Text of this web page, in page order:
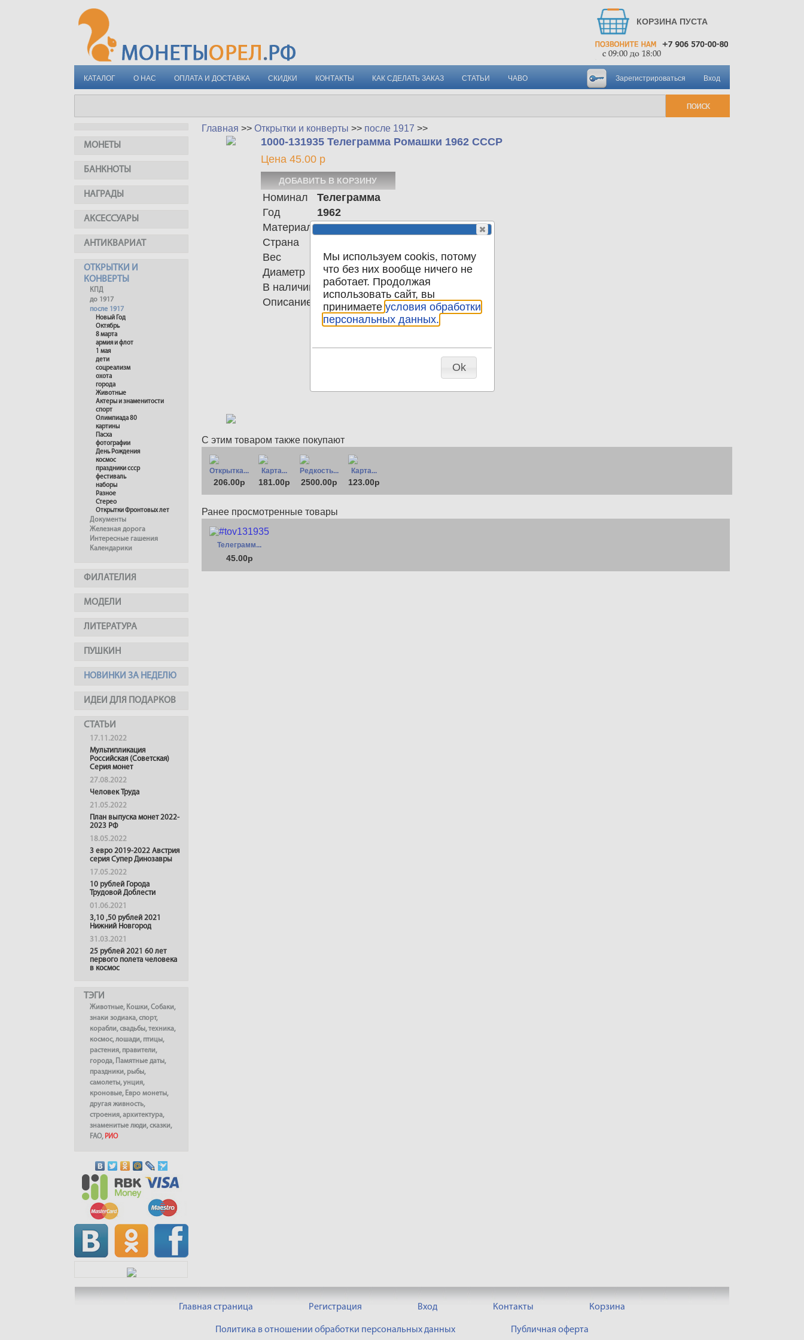
КОРЗИНА ПУСТА
КАТАЛОГ О НАС ОПЛАТА И ДОСТАВКА СКИДКИ КОНТАКТЫ КАК СДЕЛАТЬ ЗАКАЗ СТАТЬИ ЧАВО Вход
Зарегистрироваться
МОНЕТЫ
БАНКНОТЫ
НАГРАДЫ
АКСЕССУАРЫ
АНТИКВАРИАТ
ОТКРЫТКИ И
КОНВЕРТЫ
КПД
до 1917
после 1917
Новый Год
Октябрь
8 марта
армия и флот
1 мая
дети
соцреализм
охота
города
Животные
Актеры и знаменитости
спорт
Олимпиада 80
картины
Пасха
фотографии
День Рождения
космос
праздники ссср
фестиваль
наборы
Разное
Стерео
Открытки Фронтовых лет
Документы
Железная дорога
Интересные гашения
Календарики
ФИЛАТЕЛИЯ
МОДЕЛИ
ЛИТЕРАТУРА
ПУШКИН
НОВИНКИ ЗА НЕДЕЛЮ
ИДЕИ ДЛЯ ПОДАРКОВ
СТАТЬИ
17.11.2022
Мультипликация
Российская (Советская)
Серия монет
27.08.2022
Человек Труда
21.05.2022
План выпуска монет 2022-
2023 РФ
18.05.2022
3 евро 2019-2022 Австрия
серия Супер Динозавры
17.05.2022
10 рублей Города
Трудовой Доблести
01.06.2021
3,10 ,50 рублей 2021
Нижний Новгород
31.03.2021
25 рублей 2021 60 лет
первого полета человека
в космос
ТЭГИ
Животные, Кошки,Собаки,
знаки зодиака,спорт,
корабли,свадьбы,техника,
космос,лошади, птицы,
растения, правители,
города, Памятные даты,
праздники, рыбы,
самолеты,унция,
кроновые, Евро монеты,
другая живность,
строения,архитектура,
знаменитые люди,сказки,
FAO, РИО
Главная >> Открытки и конверты >> после 1917 >>
1000-131935 Телеграмма Ромашки 1962 СССР
Цена 45.00 р
Номинал
Телеграмма
Год
1962
Материал
Страна
Вес
0.00
Диаметр
0.00
В наличии
Описание
Телеграмма Ромашки 1962 СССР
С этим товаром также покупают
Открытка...
206.00р
Карта...
181.00р
Редкость...
2500.00р
Карта...
123.00р
Ранее просмотренные товары
Телеграмм...
45.00р
Главная страница Регистрация Вход Контакты Корзина
Политика в отношении обработки персональных данных Публичная оферта
Мы используем cookis, потому
что без них вообще ничего не
работает. Продолжая
использовать сайт, вы
принимаете условия обработки
персональных данных.
Ok